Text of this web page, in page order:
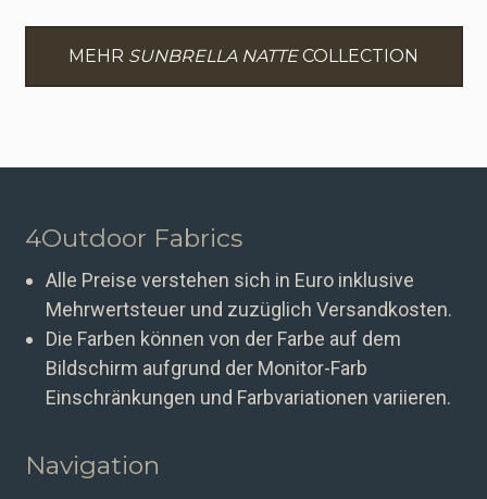
MEHR SUNBRELLA NATTECOLLECTION
4Outdoor Fabrics
Alle Preise verstehen sich in Euro inklusive
Mehrwertsteuer und zuzüglich Versandkosten.
Die Farben können von der Farbe auf dem
Bildschirm aufgrund der Monitor-Farb
Einschränkungen und Farbvariationen variieren.
Navigation